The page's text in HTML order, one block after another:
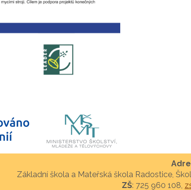
Základní škola a Mateřská škola Radostice,
ZŠ: 725 960 108,